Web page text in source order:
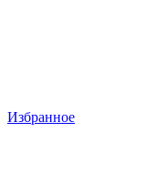
Избранное